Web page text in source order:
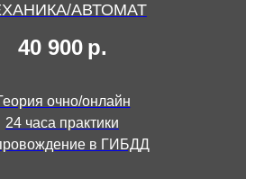
АВТОМАТ
40 900 р.
очно/онлайн
24 часа практики
в ГИБДД